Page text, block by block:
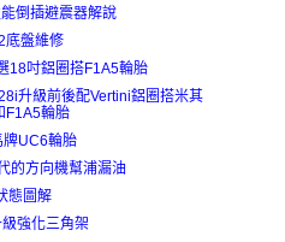
倒插避震器解說
底盤維修
18吋鋁圈搭F1A5輪胎
升級前後配Vertini鋁圈搭米其
F1A5輪胎
牌UC6輪胎
的方向機幫浦漏油
態圖解
強化三角架